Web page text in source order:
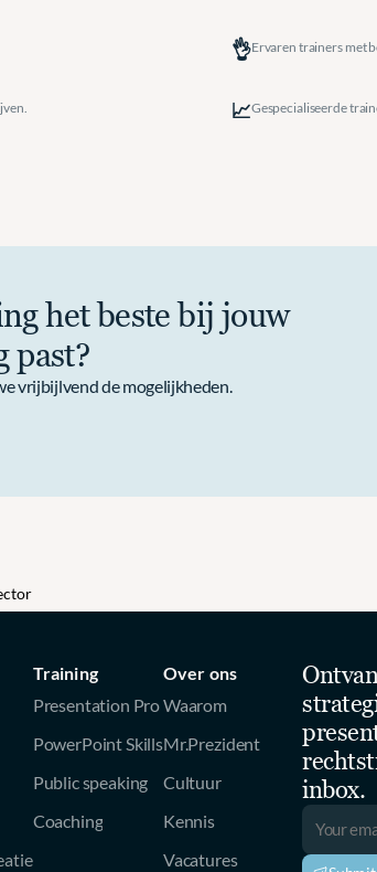
👌Ervaren trainers met
📈Gespecialiseerde
het beste bij jouw
past?
vrijbijlvend de mogelijkheden.
Training
Presentation Pro
PowerPoint Skills
Public speaking
Coaching
Over ons
Waarom
Mr.Prezident
Cultuur
Kennis
Vacatures
inbox.